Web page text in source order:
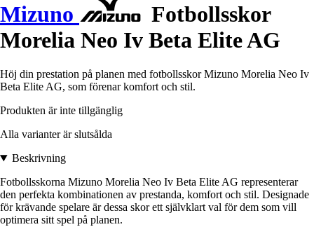
Mizuno
Fotbollsskor
Morelia Neo Iv Beta Elite AG
Höj din prestation på planen med fotbollsskor Mizuno Morelia Neo Iv
Beta Elite AG, som förenar komfort och stil.
Produkten är inte tillgänglig
Alla varianter är slutsålda
Beskrivning
Fotbollsskorna Mizuno Morelia Neo Iv Beta Elite AG representerar
den perfekta kombinationen av prestanda, komfort och stil. Designade
för krävande spelare är dessa skor ett självklart val för dem som vill
optimera sitt spel på planen.